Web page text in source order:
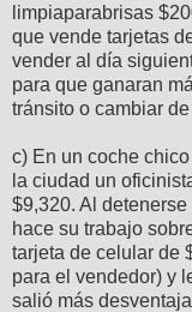
limpiaparabrisas
que vende tarjetas
vender al día
para que ganaran
tránsito o cambiar
c) En un coche
la ciudad un
$9,320. Al
hace su trabajo
tarjeta de celular de
para el vendedor) y
salió más